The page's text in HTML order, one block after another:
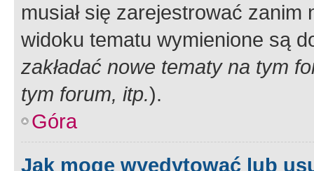
musiał się zarejestrować
widoku tematu wymienione są
zakładać nowe tematy na tym
tym forum, itp.).
Góra
Jak mogę wyedytować lub